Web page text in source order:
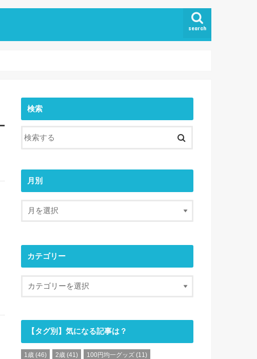
search
検索
月別
カテゴリー
【タグ別】気になる記事は？
1歳 (46) 2歳 (41) 100円均一グッズ (11)